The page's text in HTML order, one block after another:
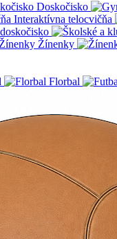
Doskočisko
Interaktívna telocvičňa
Žínenky
Florbal